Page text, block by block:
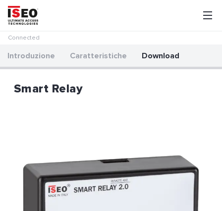
Connected
Introduzione Caratteristiche Download
Smart Relay